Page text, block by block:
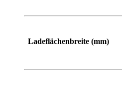
Ladeflächenbreite (mm)